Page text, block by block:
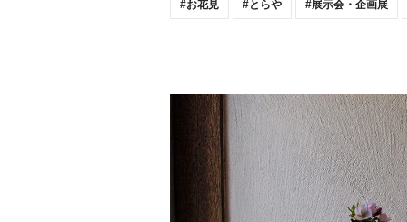
お花見 とらや 展示会・企画展